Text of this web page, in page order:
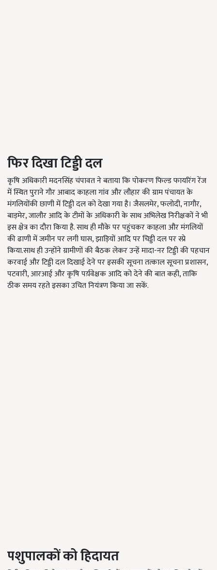
फिर दिखा टिड्डी दल
कृषि अधिकारी मदनसिंह चंपावत ने बताया कि पोकरण फिल्ड फायरिंग रेंज
में स्थित पुराने गौर आबाद काहला गांव और लौहार की ग्राम पंचायत के
मंगलियोंकी छाणी में टिड्डी दल को देखा गया है। जैसलमेर, फलोदी, नागौर,
बाड़मेर, जालौर आदि के टीमों के अधिकारी के साथ अभिलेख निरीक्षकों ने भी
इस क्षेत्र का दौरा किया है. साथ ही मौके पर पहुंचकर काहला और मंगलियों
की ढाणी में जमीन पर लगी घास, झाड़ियों आदि पर चिड्डी दल पर स्प्रे
किया.साथ ही उन्होंने ग्रामीणों की बैठक लेकर उन्हें मादा-नर टिड्डी की पहचान
करवाई और टिड्डी दल दिखाई देने पर इसकी सूचना तत्काल सूचना प्रशासन,
पटवारी, आरआई और कृषि पर्य़वेक्षक आदि को देने की बात कही, ताकि
ठीक समय रहते इसका उचित नियंत्रण किया जा सकें.
पशुपालकों को हिदायत